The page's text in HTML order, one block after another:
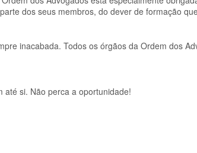
dos seus membros, do dever de formação
inacabada. Todos os órgãos da Ordem dos
até si. Não perca a oportunidade!